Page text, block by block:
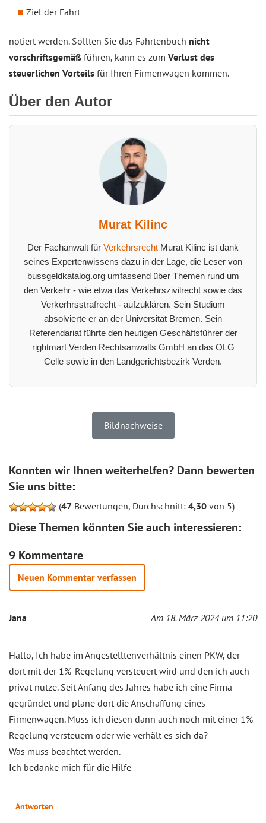
Ziel der Fahrt
notiert werden. Sollten Sie das Fahrtenbuch nicht
vorschriftsgemäß führen, kann es zum Verlust des
steuerlichen Vorteils für Ihren Firmenwagen kommen.
Über den Autor
Murat Kilinc
Der Fachanwalt für Verkehrsrecht Murat Kilinc ist dank
seines Expertenwissens dazu in der Lage, die Leser von
bussgeldkatalog.org umfassend über Themen rund um
den Verkehr - wie etwa das Verkehrszivilrecht sowie das
Verkerhrsstrafrecht - aufzuklären. Sein Studium
absolvierte er an der Universität Bremen. Sein
Referendariat führte den heutigen Geschäftsführer der
rightmart Verden Rechtsanwalts GmbH an das OLG
Celle sowie in den Landgerichtsbezirk Verden.
Bildnachweise
Konnten wir Ihnen weiterhelfen? Dann bewerten
Sie uns bitte:
(47 Bewertungen, Durchschnitt: 4,30 von 5)
Diese Themen könnten Sie auch interessieren:
9 Kommentare
Neuen Kommentar verfassen
Jana Am 18. März 2024 um 11:20
Hallo, Ich habe im Angestelltenverhältnis einen PKW, der
dort mit der 1%-Regelung versteuert wird und den ich auch
privat nutze. Seit Anfang des Jahres habe ich eine Firma
gegründet und plane dort die Anschaffung eines
Firmenwagen. Muss ich diesen dann auch noch mit einer 1%-
Regelung versteuern oder wie verhält es sich da?
Was muss beachtet werden.
Ich bedanke mich für die Hilfe
Antworten